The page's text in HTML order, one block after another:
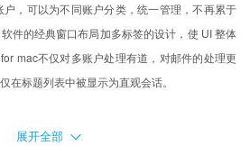
，可以为不同账户分类，统一管理，不再累于
件的经典窗口布局加多标签的设计，使 UI 整体
mac不仅对多账户处理有道，对邮件的处理更
在标题列表中被显示为直观会话。
使用的时候可能会遇到的常见的三种报错：(出
展开全部